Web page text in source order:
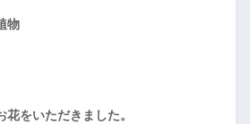
物
花をいただきました。